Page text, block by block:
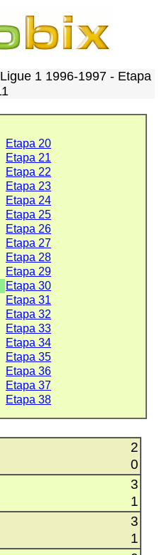
1 1996-1997 - Etapa
Etapa 20
Etapa 21
Etapa 22
Etapa 23
Etapa 24
Etapa 25
Etapa 26
Etapa 27
Etapa 28
Etapa 29
Etapa 30
Etapa 31
Etapa 32
Etapa 33
Etapa 34
Etapa 35
Etapa 36
Etapa 37
Etapa 38
2
0
3
1
3
1